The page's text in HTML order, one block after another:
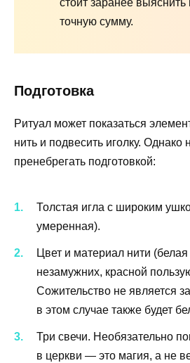
точную сумму.
Подготовка
Ритуал может показаться
нить и подвесить иголку. Однако
пренебрегать подготовкой:
Толстая игла с широким
умеренная).
Цвет и материал нити
незамужних, красной
Сожительство не является
в этом случае также будет
Три свечи. Необязательно
в церкви — это магия, а не